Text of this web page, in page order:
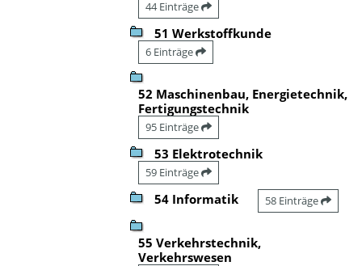
44 Einträge
51 Werkstoffkunde
6 Einträge
52 Maschinenbau, Energietechnik,
Fertigungstechnik
95 Einträge
53 Elektrotechnik
59 Einträge
54 Informatik 58 Einträge
55 Verkehrstechnik,
Verkehrswesen